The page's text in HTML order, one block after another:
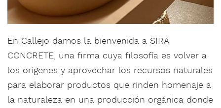
En Callejo damos la bienvenida a SIRA
CONCRETE, una firma cuya filosofía es volver a
los orígenes y aprovechar los recursos naturales
para elaborar productos que rinden homenaje a
la naturaleza en una producción orgánica donde